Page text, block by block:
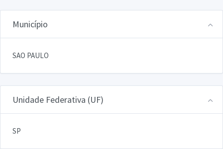
Município
SAO PAULO
Unidade Federativa (UF)
SP